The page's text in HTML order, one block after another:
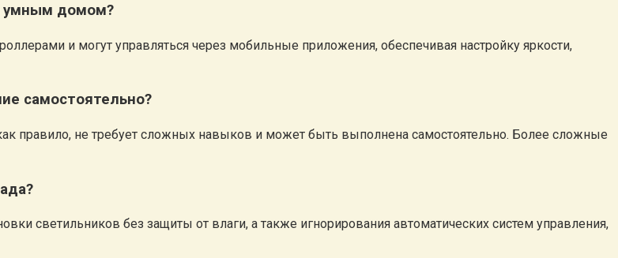
умным домом?
и могут управляться через мобильные приложения, обеспечивая настройку яркости,
самостоятельно?
правило, не требует сложных навыков и может быть выполнена самостоятельно. Более сложные
светильников без защиты от влаги, а также игнорирования автоматических систем управления,